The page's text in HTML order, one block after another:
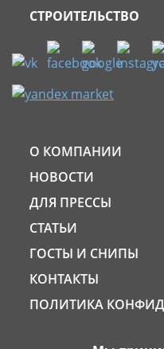
СТРОИТЕЛЬСТВО
О КОМПАНИИ
НОВОСТИ
ДЛЯ ПРЕССЫ
СТАТЬИ
ГОСТЫ И СНИПЫ
КОНТАКТЫ
ПОЛИТИКА